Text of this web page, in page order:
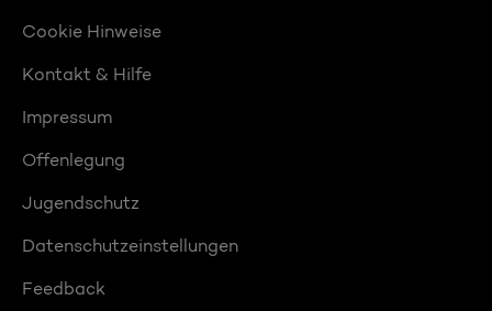
Cookie Hinweise
Kontakt & Hilfe
Impressum
Offenlegung
Jugendschutz
Datenschutzeinstellungen
Feedback